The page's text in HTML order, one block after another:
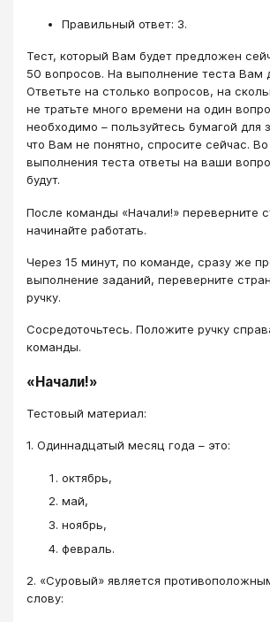
Правильный ответ: 3.
Тест, который Вам будет предложен
50 вопросов. На выполнение теста Вам
Ответьте на столько вопросов, на
не тратьте много времени на один
необходимо – пользуйтесь бумагой для
что Вам не понятно, спросите сейчас.
выполнения теста ответы на ваши
будут.
После команды «Начали!» переверните
начинайте работать.
Через 15 минут, по команде, сразу же
выполнение заданий, переверните
ручку.
Сосредоточьтесь. Положите ручку
команды.
«Начали!»
Тестовый материал:
1. Одиннадцатый месяц года – это:
октябрь,
май,
ноябрь,
февраль.
2. «Суровый» является
слову: